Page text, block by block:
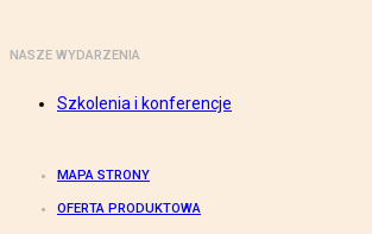
NASZE WYDARZENIA
Szkolenia i konferencje
MAPA STRONY
OFERTA PRODUKTOWA